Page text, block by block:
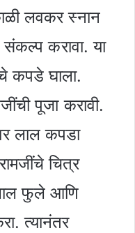
लवकर स्नान
करावा. या
कपडे घाला.
पूजा करावी.
लाल कपडा
चित्र
फुले आणि
त्यानंतर